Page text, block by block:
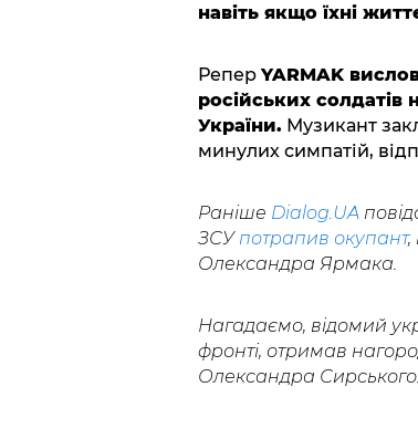
навіть якщо їхні
Репер YARMAK
російських солдатів
України. Музикант
минулих симпатій,
Раніше Dialog.UA
ЗСУпотрапив окупант,
Олександра Ярмака.
Нагадаємо, відомий
фронті, отримав
Олександра Сирського.